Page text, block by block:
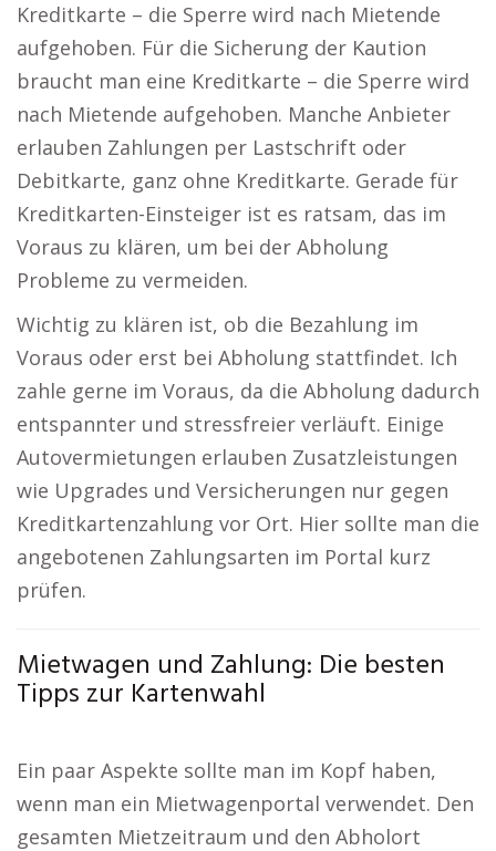
Kreditkarte – die Sperre wird nach Mietende
aufgehoben. Für die Sicherung der Kaution
braucht man eine Kreditkarte – die Sperre wird
nach Mietende aufgehoben. Manche Anbieter
erlauben Zahlungen per Lastschrift oder
Debitkarte, ganz ohne Kreditkarte. Gerade für
Kreditkarten-Einsteiger ist es ratsam, das im
Voraus zu klären, um bei der Abholung
Probleme zu vermeiden.
Wichtig zu klären ist, ob die Bezahlung im
Voraus oder erst bei Abholung stattfindet. Ich
zahle gerne im Voraus, da die Abholung dadurch
entspannter und stressfreier verläuft. Einige
Autovermietungen erlauben Zusatzleistungen
wie Upgrades und Versicherungen nur gegen
Kreditkartenzahlung vor Ort. Hier sollte man die
angebotenen Zahlungsarten im Portal kurz
prüfen.
Mietwagen und Zahlung: Die besten
Tipps zur Kartenwahl
Ein paar Aspekte sollte man im Kopf haben,
wenn man ein Mietwagenportal verwendet. Den
gesamten Mietzeitraum und den Abholort